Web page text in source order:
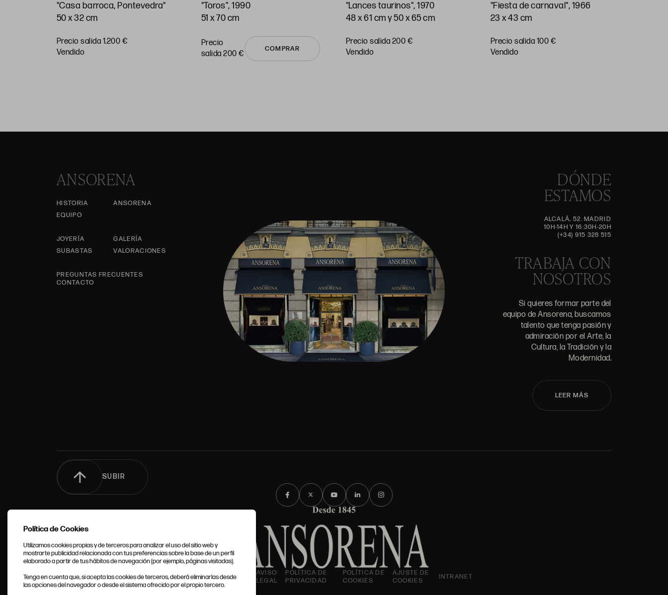
"Casa barroca, Pontevedra"
50 x 32 cm
Precio salida 1.200 €
vendido
"Toros", 1990
51 x 70 cm
Precio
salida 200 €
COMPRAR
"Lances taurinos", 1970
48 x 61 cm y 50 x 65 cm
Precio salida 200 €
vendido
"Fiesta de carnaval", 1966
23 x 43 cm
Precio salida 100 €
vendido
ANSORENA
HISTORIA
ANSORENA
EQUIPO
JOYERÍA
GALERÍA
SUBASTAS
VALORACIONES
PREGUNTAS FRECUENTES
CONTACTO
DÓNDE
ESTAMOS
ALCALÁ, 52. MADRID
10H-14H Y 16:30H-20H
(+34) 915 328 515
TRABAJA CON
NOSOTROS
Si quieres formar parte del
equipo de Ansorena, buscamos
talento que tenga pasión y
admiración por el Arte, la
Cultura, la Tradición y la
Modernidad.
LEER MÁS
SUBIR
GENERALES
AVISO
LEGAL
POLÍTICA DE
PRIVACIDAD
POLÍTICA DE
COOKIES
AJUSTE DE
COOKIES
INTRANET
Política de Cookies
Utilizamos cookies propias y de terceros para analizar el uso del sitio web y
mostrarte publicidad relacionada con tus preferencias sobre la base de un perfil
elaborado a partir de tus hábitos de navegación (por ejemplo, páginas visitadas).
Tenga en cuenta que, si acepta las cookies de terceros, deberá eliminarlas desde
las opciones del navegador o desde el sistema ofrecido por el propio tercero.